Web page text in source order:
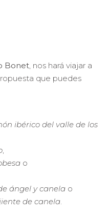
Bonet, nos hará viajar a
que puedes
ibérico del valle de los
o
ángel y canela o
de canela